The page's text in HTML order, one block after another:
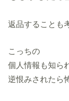
返品することも
こっちの
個人情報も知ら
逆恨みされたら